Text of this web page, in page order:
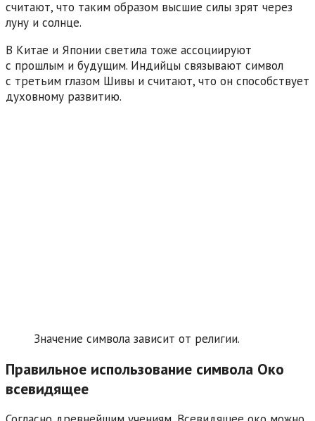
считают, что таким образом высшие силы зрят через
луну и солнце.
В Китае и Японии светила тоже ассоциируют
с прошлым и будущим. Индийцы связывают символ
с третьим глазом Шивы и считают, что он способствует
духовному развитию.
Значение символа зависит от религии.
Правильное использование символа Око
всевидящее